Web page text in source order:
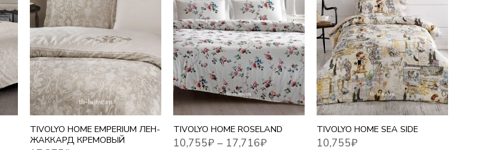
TIVOLYO HOME EMPERIUM ЛЕН-
ЖАККАРД КРЕМОВЫЙ
17,875₽
TIVOLYO HOME ROSELAND
10,755 –17,716₽
1,5 СПАЛЬНЫЙ
ЕВРО СТАНДАРТ
СЕМЕЙНЫЙ
TIVOLYO HOME SEA SIDE
10,755₽
10,755₽